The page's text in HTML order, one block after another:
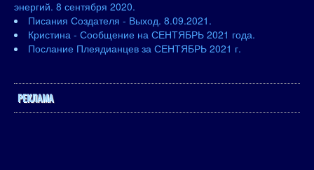
энергий. 8 сентября 2020.
Писания Создателя - Выход. 8.09.2021.
Кристина - Сообщение на СЕНТЯБРЬ 2021 года.
Послание Плеядианцев за СЕНТЯБРЬ 2021 г.
РЕКЛАМА